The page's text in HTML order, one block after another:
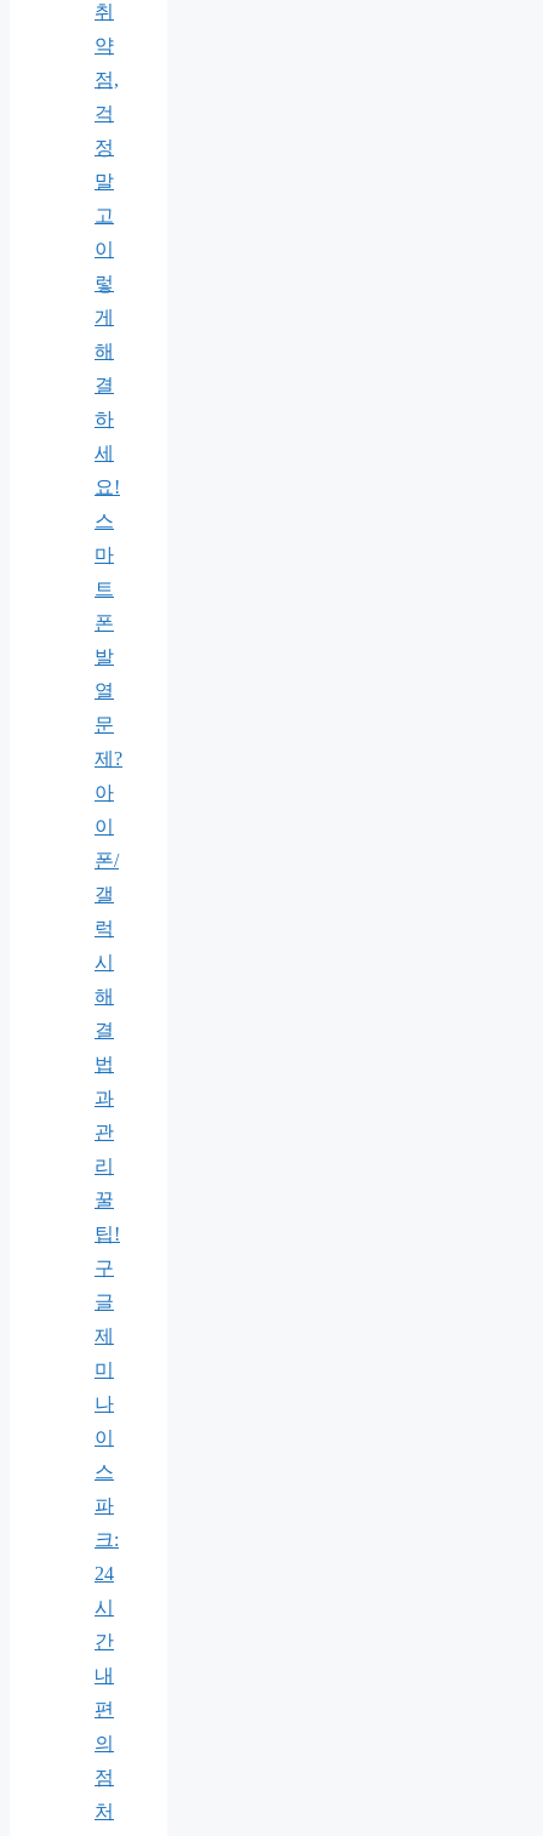
취
약
점,
걱
정
말
고
이
렇
게
해
결
하
세
요!
스
마
트
폰
발
열
문
제?
아
이
폰/
갤
럭
시
해
결
법
과
관
리
꿀
팁!
구
글
제
미
나
이
스
파
크:
24
시
간
내
편
의
점
처